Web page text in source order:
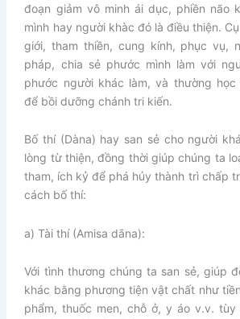
đoạn giảm vô minh ái dục, phiền não
mình hay người khàc đó là điều thiện.
giới, tham thiền, cung kính, phục vụ,
pháp, chia sẻ phước mình làm với
phước người khác làm, và thường học
để bồi dưỡng chánh tri kiến.
Bố thí (Dàna) hay san sẻ cho người
lòng từ thiện, đồng thời giúp chúng ta
tham, ích kỷ để phá hủy thành trì chấp
cách bố thí:
a) Tài thí (Amisa dāna):
Với tình thương chúng ta san sẻ, giúp
khác bằng phương tiện vật chất như
phẩm, thuốc men, chỗ ở, y áo v.v.